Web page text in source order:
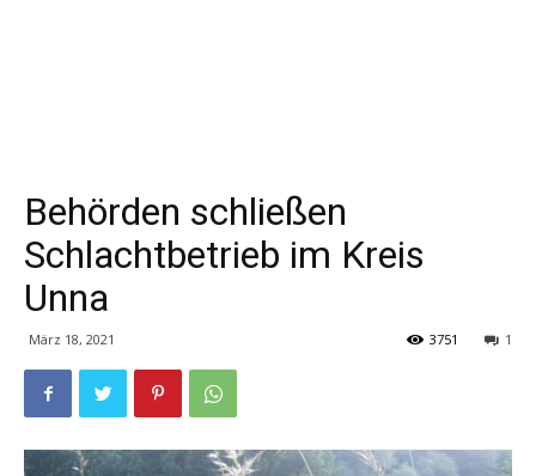
Behörden schließen
Schlachtbetrieb im Kreis
Unna
März 18, 2021 1
3751